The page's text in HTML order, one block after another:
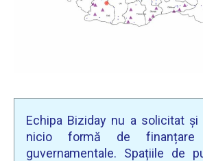
Echipa Biziday nu a solicitat
nicio formă de
guvernamentale. Spațiile de